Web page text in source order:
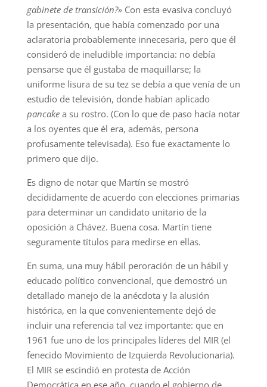
gabinete de transición?»Con esta evasiva concluyó
la presentación, que había comenzado por una
aclaratoria probablemente innecesaria, pero que él
consideró de ineludible importancia: no debía
pensarse que él gustaba de maquillarse; la
uniforme lisura de su tez se debía a que venía de un
estudio de televisión, donde habían aplicado
pancakea su rostro. (Con lo que de paso hacía notar
a los oyentes que él era, además, persona
profusamente televisada). Eso fue exactamente lo
primero que dijo.
Es digno de notar que Martín se mostró
decididamente de acuerdo con elecciones primarias
para determinar un candidato unitario de la
oposición a Chávez. Buena cosa. Martín tiene
seguramente títulos para medirse en ellas.
En suma, una muy hábil peroración de un hábil y
educado político convencional, que demostró un
detallado manejo de la anécdota y la alusión
histórica, en la que convenientemente dejó de
incluir una referencia tal vez importante: que en
1961 fue uno de los principales líderes del MIR (el
fenecido Movimiento de Izquierda Revolucionaria).
El MIR se escindió en protesta de Acción
Democrática en ese año, cuando el gobierno de